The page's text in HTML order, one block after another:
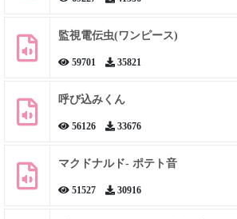
監視電伝虫(ワンピース)
59701 35821
呼び込みくん
56126 33676
マクドナルド- ポテト音
51527 30916